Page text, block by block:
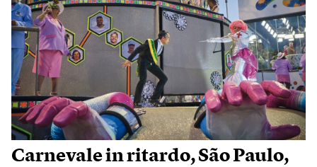
Carnevale in ritardo, São Paulo,